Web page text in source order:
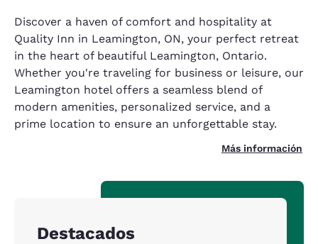
Discover a haven of comfort and hospitality at
Quality Inn in Leamington, ON, your perfect retreat
in the heart of beautiful Leamington, Ontario.
Whether you're traveling for business or leisure, our
Leamington hotel offers a seamless blend of
modern amenities, personalized service, and a
prime location to ensure an unforgettable stay.
Más información
Destacados